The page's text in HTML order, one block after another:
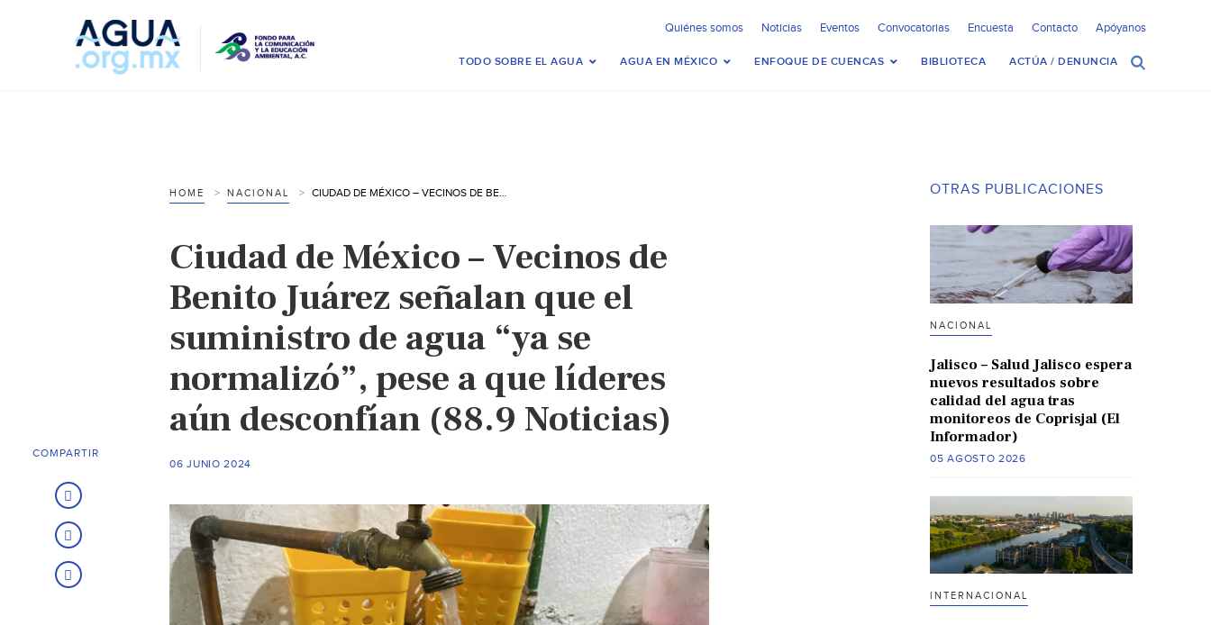
Quiénes somos Noticias Eventos Convocatorias Encuesta Contacto Apóyanos
TODO SOBRE EL AGUA AGUA EN MÉXICO ENFOQUE DE CUENCAS BIBLIOTECA ACTÚA / DENUNCIA
HOME NACIONAL CIUDAD DE MÉXICO – VECINOS DE BENITO JUÁREZ SEÑALAN QUE EL SUMINISTRO DE AGUA “YA SE NORMALIZÓ”, PESE A QUE LÍDERES AÚN DESCONFÍAN (88.9 NOTICIAS)
Ciudad de México – Vecinos de
Benito Juárez señalan que el
suministro de agua “ya se
normalizó”, pese a que líderes
aún desconfían (88.9 Noticias)
06 JUNIO 2024
COMPARTIR
OTRAS PUBLICACIONES
NACIONAL
Jalisco – Salud Jalisco espera
nuevos resultados sobre
calidad del agua tras
monitoreos de Coprisjal (El
Informador)
05 AGOSTO 2026
INTERNACIONAL